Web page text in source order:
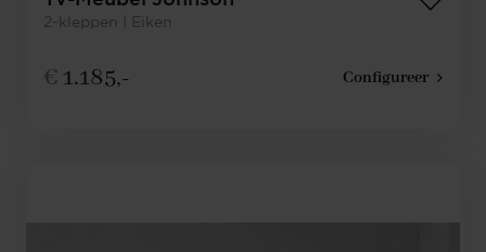
2-kleppen | Eiken
€ 1.185,- Configureer